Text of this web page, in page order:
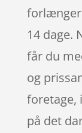
14 dage.
får du
og
foretage,
på det